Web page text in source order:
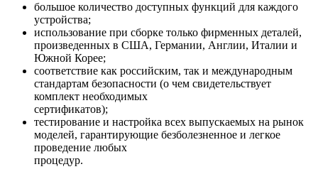
большое количество доступных функций для каждого
устройства;
использование при сборке только фирменных деталей,
произведенных в США, Германии, Англии, Италии и
Южной Корее;
соответствие как российским, так и международным
стандартам безопасности (о чем свидетельствует
комплект необходимых
сертификатов);
тестирование и настройка всех выпускаемых на рынок
моделей, гарантирующие безболезненное и легкое
проведение любых
процедур.